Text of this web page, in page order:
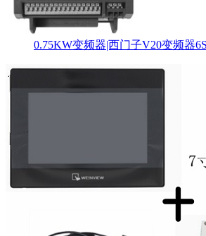
0.75KW变频器|西门子V20变频器